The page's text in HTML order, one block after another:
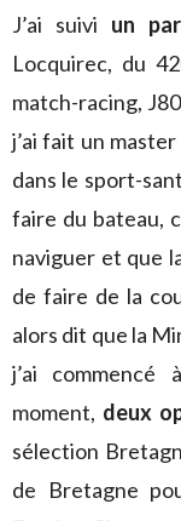
J’ai suivi un
Locquirec, du
match-racing,
j’ai fait un
dans le sport-
faire du bateau,
naviguer et que
de faire de la
alors dit que la
j’ai
moment, deux
sélection
de Bretagne